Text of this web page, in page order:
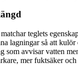
teglets
lagningar så att
avvisar vatten
mer fuktsäker